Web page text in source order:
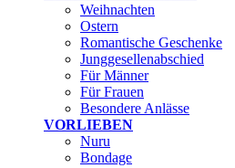
Weihnachten
Ostern
Romantische Geschenke
Junggesellenabschied
Für Männer
Für Frauen
Besondere Anlässe
VORLIEBEN
Nuru
Bondage